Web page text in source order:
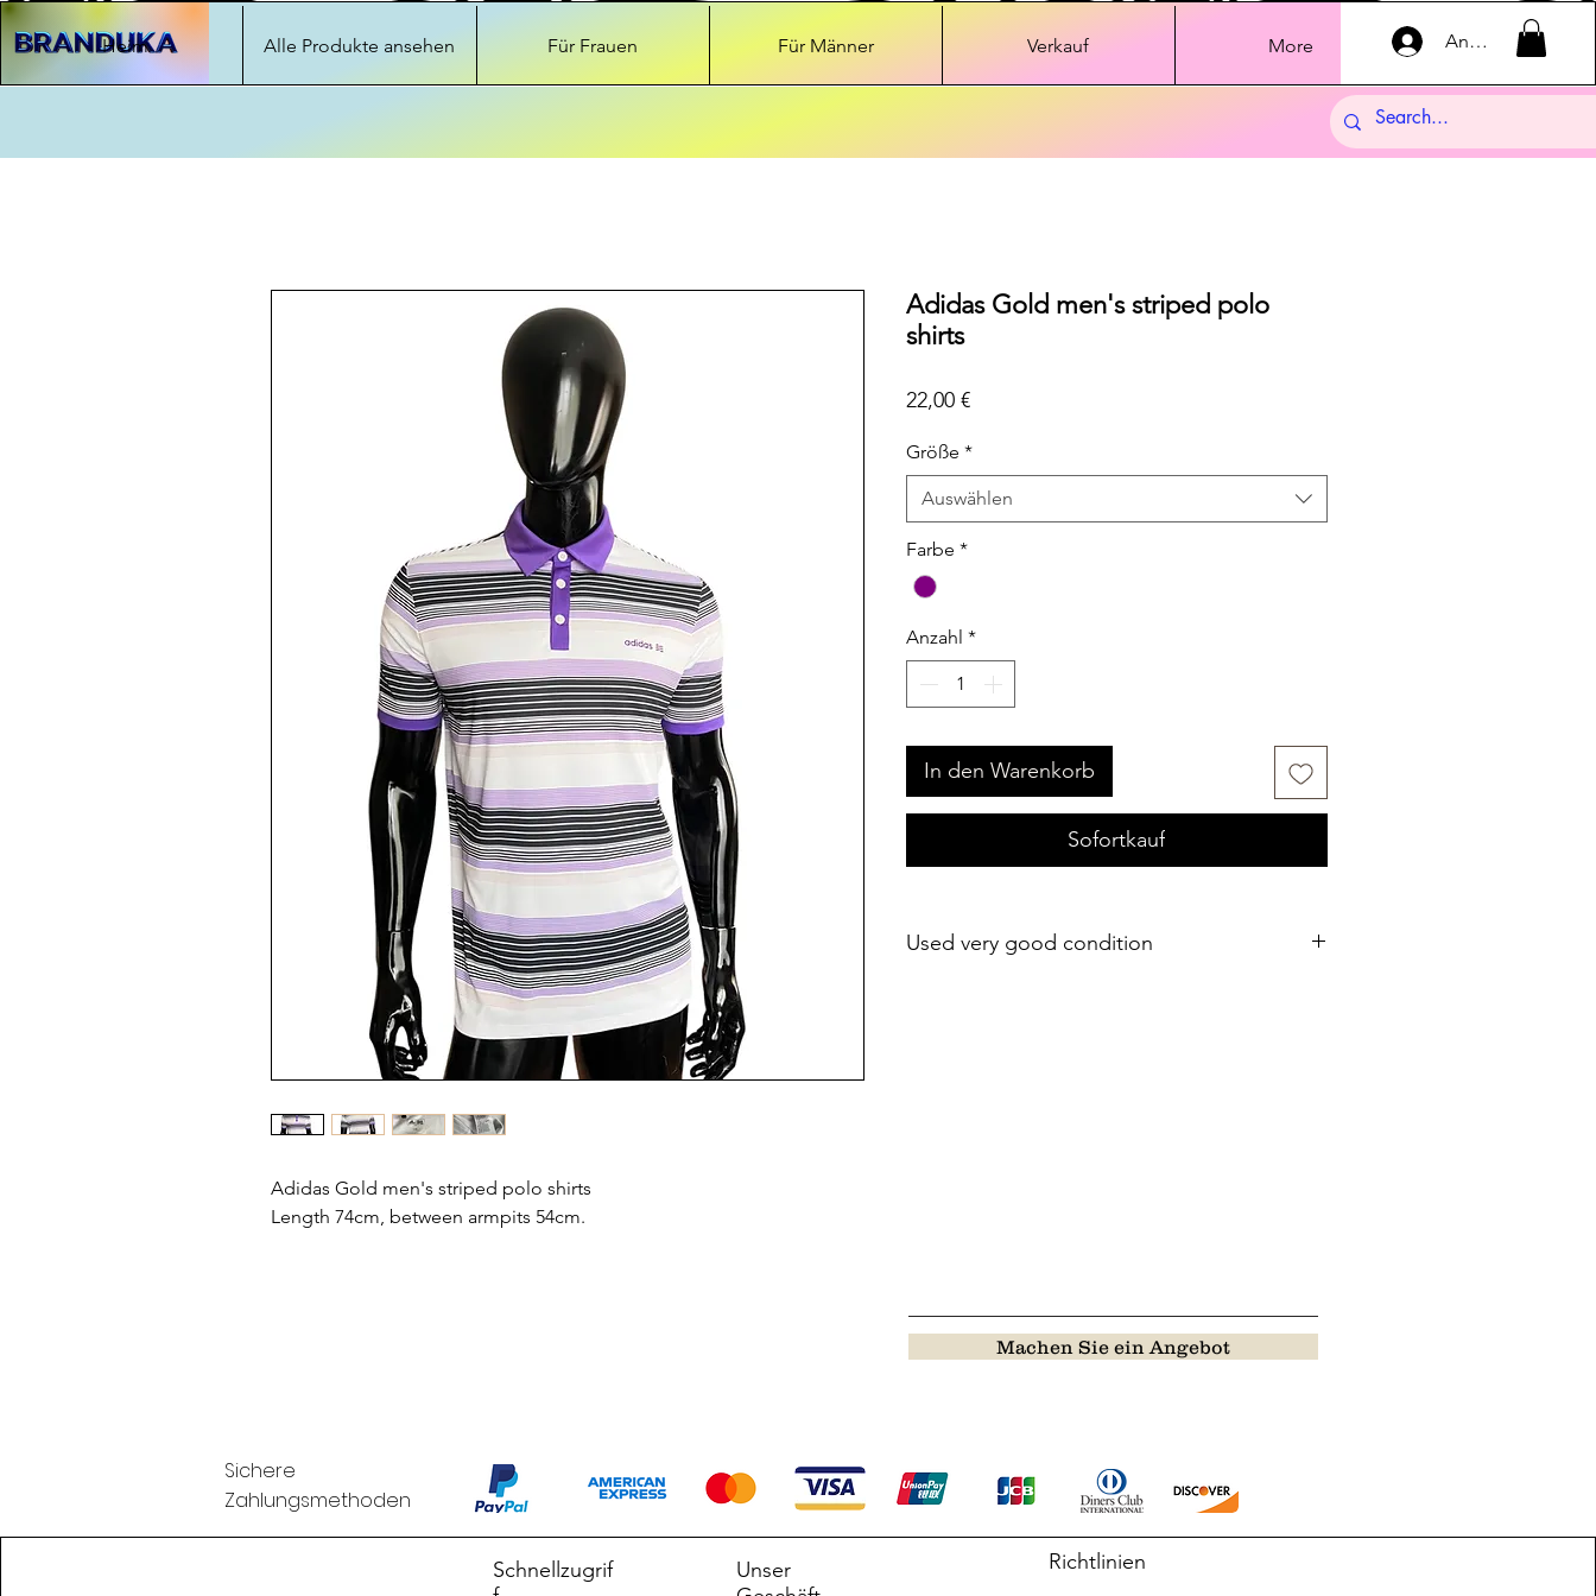
Heim Alle Produkte ansehen Für Frauen Für Männer Verkauf More Anmelden
Adidas Gold men's striped polo shirts
Length 74cm, between armpits 54cm.
Adidas Gold men's striped polo
shirts
22,00 €Preis
Größe *
Auswählen
Farbe *
Anzahl *
In den Warenkorb
Sofortkauf
Used very good condition
Machen Sie ein Angebot
Sichere
Zahlungsmethoden
Schnellzugrif
Unser
Richtlinien